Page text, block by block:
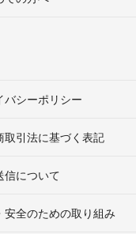
バシーポリシー
取引法に基づく表記
信について
安全のための取り組み